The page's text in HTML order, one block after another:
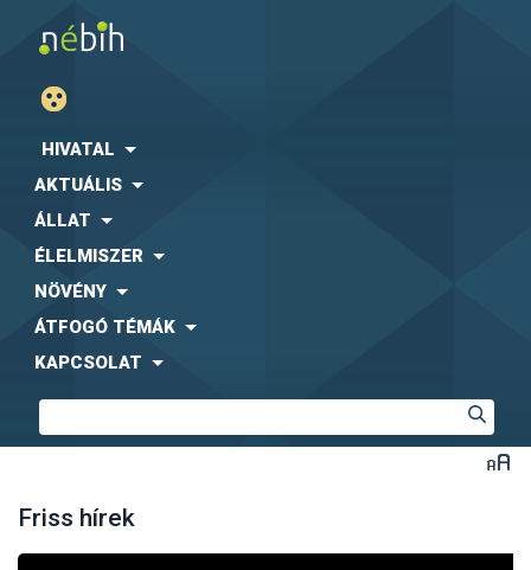
HIVATAL
AKTUÁLIS
ÁLLAT
ÉLELMISZER
NÖVÉNY
ÁTFOGÓ TÉMÁK
KAPCSOLAT
Friss hírek